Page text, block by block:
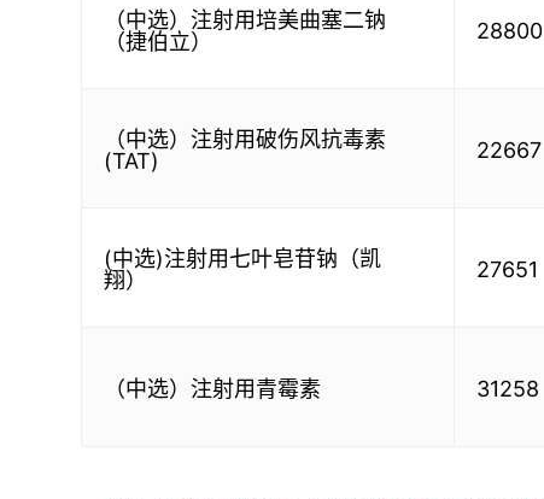
（中选）注射用培美曲塞二钠
（捷伯立）
28800
（中选）注射用破伤风抗毒素
(TAT)
22667
(中选)注射用七叶皂苷钠（凯
翔）
27651
（中选）注射用青霉素 31258